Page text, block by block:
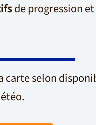
de progression
carte selon